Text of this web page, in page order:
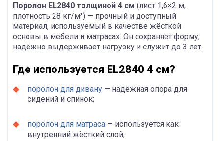
Поролон EL2840 толщиной 4 см (лист 1,6×2 м,
плотность 28 кг/м³) — прочный и доступный
материал, используемый в качестве жёсткой
основы в мебели и матрасах. Он сохраняет форму,
надёжно выдерживает нагрузку и служит до 3 лет.
Где используется EL2840 4 см?
поролон для дивану — надёжная опора для
сидений и спинок;
поролон для матраса — используется как
внутренний жёсткий слой;